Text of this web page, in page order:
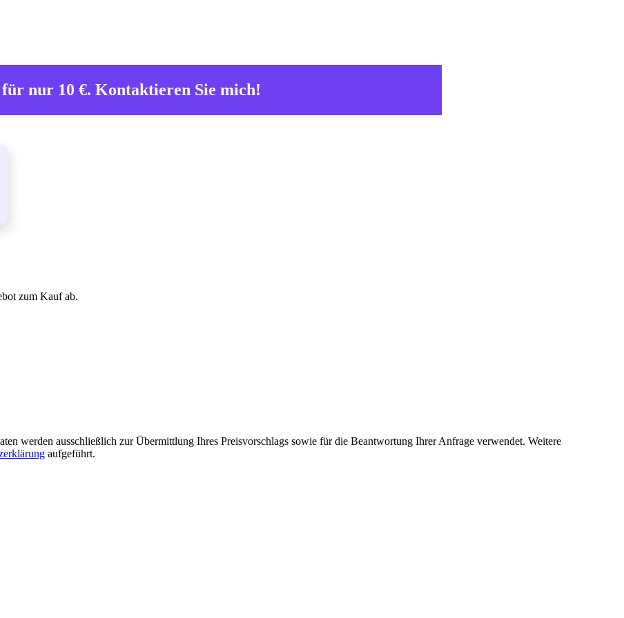
nur 10 €. Kontaktieren Sie mich!
zum Kauf ab.
werden ausschließlich zur Übermittlung Ihres Preisvorschlags sowie für die Beantwortung Ihrer Anfrage verwendet. Weitere
aufgeführt.